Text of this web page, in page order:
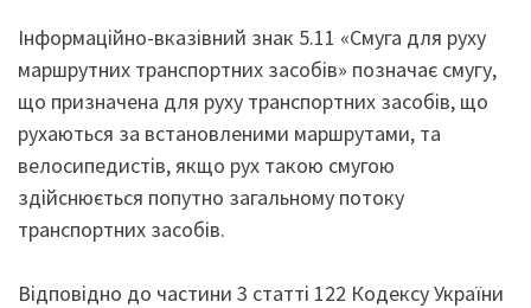
Інформаційно-вказівний знак 5.11 «Смуга для руху
маршрутних транспортних засобів» позначає смугу,
що призначена для руху транспортних засобів, що
рухаються за встановленими маршрутами, та
велосипедистів, якщо рух такою смугою
здійснюється попутно загальному потоку
транспортних засобів.
Відповідно до частини 3 статті 122 Кодексу України